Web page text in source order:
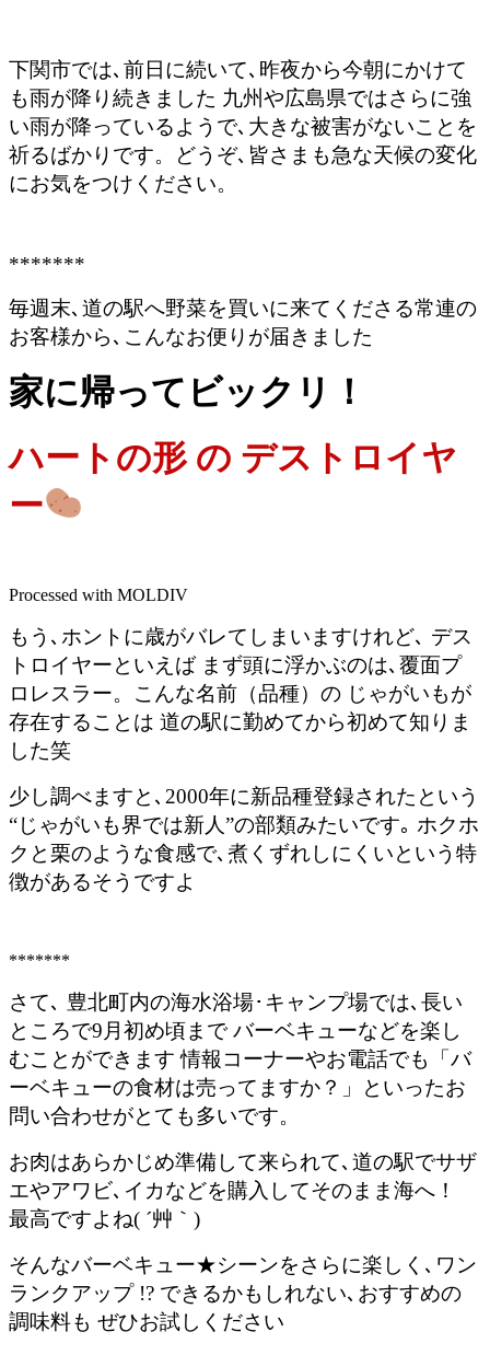
下関市では､前日に続いて､昨夜から今朝にかけて
も雨が降り続きました 九州や広島県ではさらに強
い雨が降っているようで､大きな被害がないことを
祈るばかりです。どうぞ､皆さまも急な天候の変化
にお気をつけください。
*******
毎週末､道の駅へ野菜を買いに来てくださる常連の
お客様から､こんなお便りが届きました
家に帰ってビックリ！
ハートの形 の デストロイヤ
ー
Processed with MOLDIV
もう､ホントに歳がバレてしまいますけれど､ デス
トロイヤーといえば まず頭に浮かぶのは､覆面プ
ロレスラー。こんな名前（品種）の じゃがいもが
存在することは 道の駅に勤めてから初めて知りま
した笑
少し調べますと､2000年に新品種登録されたという
“じゃがいも界では新人”の部類みたいです｡ ホクホ
クと栗のような食感で､煮くずれしにくいという特
徴があるそうですよ
*******
さて､ 豊北町内の海水浴場･キャンプ場では､長い
ところで9月初め頃まで バーベキューなどを楽し
むことができます 情報コーナーやお電話でも「バ
ーベキューの食材は売ってますか？」といったお
問い合わせがとても多いです。
お肉はあらかじめ準備して来られて､道の駅でサザ
エやアワビ､イカなどを購入してそのまま海へ！
最高ですよね( ´艸｀)
そんなバーベキュー★シーンをさらに楽しく､ワン
ランクアップ !? できるかもしれない､おすすめの
調味料も ぜひお試しください